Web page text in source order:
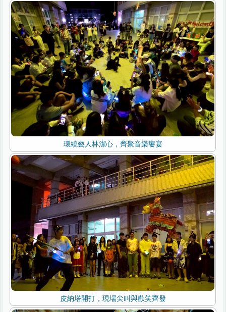
環繞藝人林潔心，齊聚音樂饗宴
皮納塔開打，現場尖叫與歡笑齊發